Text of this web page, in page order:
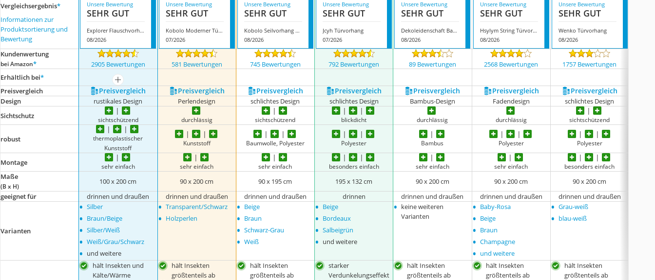
Vergleichsergebnis*
Informationen zur
Produktsortierung und
Bewertung
Unsere Bewertung
SEHR GUT
Explorer Flauschvorhang
08/2026
Unsere Bewertung
SEHR GUT
Kobolo Moderner Türvorhang Pearl
07/2026
Unsere Bewertung
SEHR GUT
Kobolo Seilvorhang Maritim
08/2026
Unsere Bewertung
SEHR GUT
Jcyh Türvorhang
07/2026
Unsere Bewertung
SEHR GUT
Dekoleidenschaft Bambus-Türvorhang
08/2026
Unsere Bewertung
SEHR GUT
Hsylym String Türvorhang
08/2026
Unsere Bewertung
SEHR GUT
Wenko Türvorhang
08/2026
Kundenwertung
bei Amazon* 2905 Bewertungen 581 Bewertungen 745 Bewertungen 792 Bewertungen 89 Bewertungen 2568 Bewertungen 1757 Bewertungen
Erhältlich bei*
mehr anzeigen
Preis­vergleich
Preis­vergleich Preis­vergleich Preis­vergleich Preis­vergleich Preis­vergleich Preis­vergleich Preis­vergleich
Design rustikales Design Perlendesign schlichtes Design schlichtes Design Bambus-Design Fadendesign schlichtes Design
Sichtschutz
sichtschützend durchlässig sichtschützend blickdicht durchlässig durchlässig sichtschützend
robust
thermoplastischer
Kunststoff
Kunststoff Baumwolle, Polyester Polyester Bambus Polyester Polyester
Montage sehr einfach sehr einfach sehr einfach besonders einfach sehr einfach sehr einfach besonders einfach
Maße
(B x H)
100 x 200 cm 90 x 200 cm 90 x 195 cm 195 x 132 cm 90 x 200 cm 90 x 200 cm 90 x 200 cm
geeignet für
drinnen und draußen drinnen und draußen drinnen und draußen drinnen drinnen und draußen drinnen und draußen drinnen und draußen
Varianten
• Silber
• Braun/Beige
• Silber/Weiß
• Weiß/Grau/Schwarz
• und weitere
• Transparent/Schwarz
• Holzperlen
• Beige
• Braun
• Schwarz-Grau
• Weiß
• Beige
• Bordeaux
• Salbeigrün
• und weitere
• keine weiteren
Varianten
• Baby-Rosa
• Beige
• Braun
• Champagne
• und weitere
• Grau-weiß
• blau-weiß
hält Insekten und
Kälte/Wärme
hält Insekten
größtenteils ab
hält Insekten
größtenteils ab
starker
Verdunkelungseffekt
hält Insekten
größtenteils ab
hält Insekten
größtenteils ab
hält Insekten
größtenteils ab